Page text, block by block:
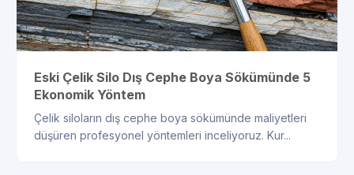
Eski Çelik Silo Dış Cephe Boya Sökümünde 5
Ekonomik Yöntem
Çelik siloların dış cephe boya sökümünde maliyetleri
düşüren profesyonel yöntemleri inceliyoruz. Kur...